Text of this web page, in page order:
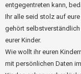
entgegentreten kann,
Ihr alle seid stolz auf
gehört
eurer Kinder.
Wie wollt ihr euren
mit persönlichen Daten